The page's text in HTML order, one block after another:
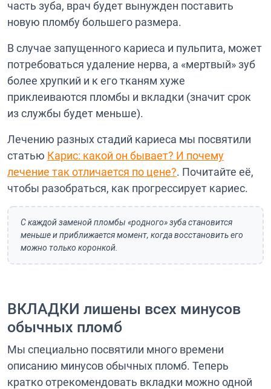
часть зуба, врач будет вынужден поставить
новую пломбу большего размера.
В случае запущенного кариеса и пульпита, может
потребоваться удаление нерва, а «мертвый» зуб
более хрупкий и к его тканям хуже
приклеиваются пломбы и вкладки (значит срок
из службы будет меньше).
Лечению разных стадий кариеса мы посвятили
статью Карис: какой он бывает? И почему
лечение так отличается по цене?. Почитайте её,
чтобы разобраться, как прогрессирует кариес.
С каждой заменой пломбы «родного» зуба становится
меньше и приближается момент, когда восстановить его
можно только коронкой.
ВКЛАДКИ лишены всех минусов
обычных пломб
Мы специально посвятили много времени
описанию минусов обычных пломб. Теперь
кратко отрекомендовать вкладки можно одной